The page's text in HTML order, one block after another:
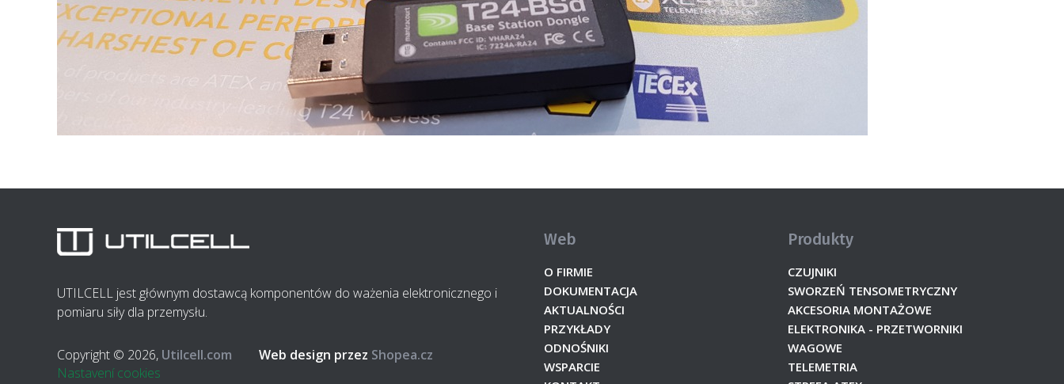
UTILCELL jest głównym dostawcą komponentów do ważenia elektronicznego i
pomiaru siły dla przemysłu.
Copyright © 2026, Utilcell.com Web design przez Shopea.cz
Nastavení cookies
Web
O FIRMIE
DOKUMENTACJA
AKTUALNOŚCI
PRZYKŁADY
ODNOŚNIKI
WSPARCIE
Produkty
CZUJNIKI
SWORZEŃ TENSOMETRYCZNY
AKCESORIA MONTAŻOWE
ELEKTRONIKA - PRZETWORNIKI
WAGOWE
TELEMETRIA